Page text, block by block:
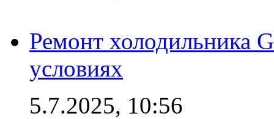
Ремонт холодильника
условиях
5.7.2025, 10:56